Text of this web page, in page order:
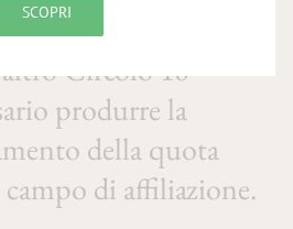
che sono già soci
Circolo 18
produrre la
della quota
campo di affiliazione.
SCOPRI